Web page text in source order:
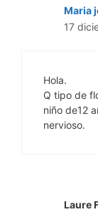
Maria
17
Hola.
Q tipo de
niño de12
nervioso.
Laure